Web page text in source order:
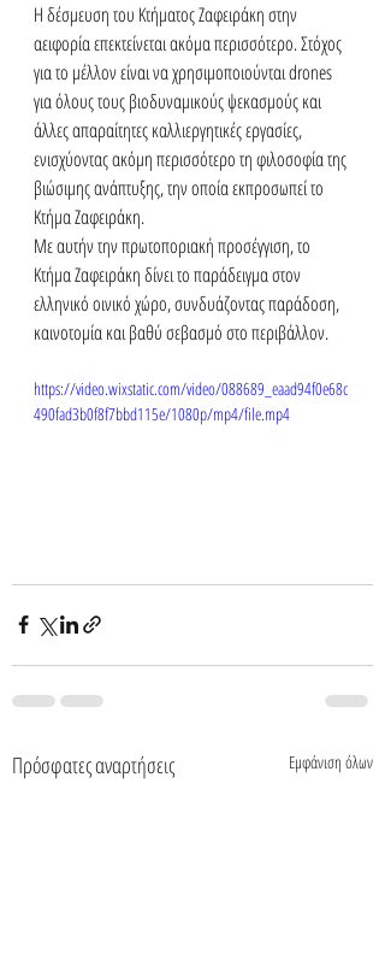
Η δέσμευση του Κτήματος Ζαφειράκη στην
αειφορία επεκτείνεται ακόμα περισσότερο. Στόχος
για το μέλλον είναι να χρησιμοποιούνται drones
για όλους τους βιοδυναμικούς ψεκασμούς και
άλλες απαραίτητες καλλιεργητικές εργασίες,
ενισχύοντας ακόμη περισσότερο τη φιλοσοφία της
βιώσιμης ανάπτυξης, την οποία εκπροσωπεί το
Κτήμα Ζαφειράκη.
Με αυτήν την πρωτοποριακή προσέγγιση, το
Κτήμα Ζαφειράκη δίνει το παράδειγμα στον
ελληνικό οινικό χώρο, συνδυάζοντας παράδοση,
καινοτομία και βαθύ σεβασμό στο περιβάλλον.
https://video.wixstatic.com/video/088689_eaad94f0e68c
490fad3b0f8f7bbd115e/1080p/mp4/file.mp4
Πρόσφατες αναρτήσεις Εμφάνιση όλων